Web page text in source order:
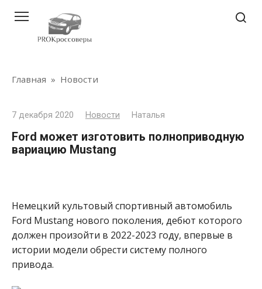
контенту
Главная » Новости
7 декабря 2020 Новости Наталья
Ford может изготовить полноприводную
вариацию Mustang
Немецкий культовый спортивный автомобиль
Ford Mustang нового поколения, дебют которого
должен произойти в 2022-2023 году, впервые в
истории модели обрести систему полного
привода.